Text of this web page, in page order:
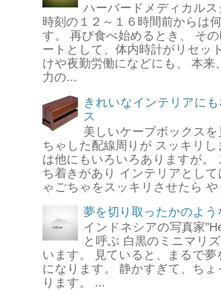
ハーバードメディカル
時刻の１２～１６時間前からは
す。 再び食べ始めるとき、 そ
ートとして、体内時計がリセッ
けや夜勤労働になどにも、 本
力の...
きれいなインテリアに
ス
美しいケーブボックス
ちゃした配線周りが スッキリ
は他にもいろいろありますが。
ち着きがあり インテリアとし
ゃごちゃをスッキリさせたら
夢を切り取ったかのよ
インドネシアの写真家
と呼ぶ 白黒のミニマリ
います。 見ていると、まるで
になります。 静かすぎて、ち
ります。 ...